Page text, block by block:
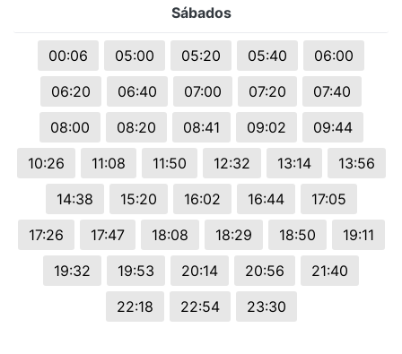
Sábados
00:06 05:00 05:20 05:40
06:00
06:20
06:40 07:00 07:20
07:40
08:00
08:20 08:41 09:02
09:44
10:26
11:08 11:50 12:32 13:14
13:56
14:38
15:20 16:02 16:44
17:05
17:26
17:47 18:08 18:29 18:50
19:11
19:32
19:53 20:14 20:56
21:40
22:18
22:54 23:30